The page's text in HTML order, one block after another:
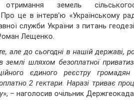
земель
це в інтерв’ю «Українському
служби України з питань
Лещенко.
але до сьогодні в нашій державі,
землі шляхом безоплатної
єдиного реєстру громадян
2 гектари. Наразі триває
», – наголосив очільник